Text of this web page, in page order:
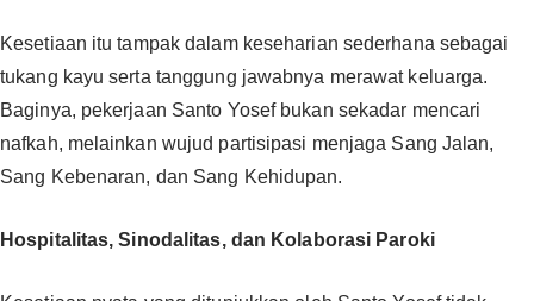
Kesetiaan itu tampak dalam keseharian sederhana sebagai
tukang kayu serta tanggung jawabnya merawat keluarga.
Baginya, pekerjaan Santo Yosef bukan sekadar mencari
nafkah, melainkan wujud partisipasi menjaga Sang Jalan,
Sang Kebenaran, dan Sang Kehidupan.
Hospitalitas, Sinodalitas, dan Kolaborasi Paroki